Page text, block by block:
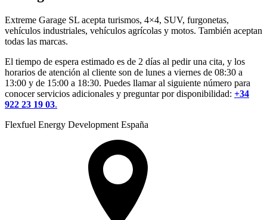
Extreme Garage SL acepta turismos, 4×4, SUV, furgonetas,
vehículos industriales, vehículos agrícolas y motos. También aceptan
todas las marcas.
El tiempo de espera estimado es de 2 días al pedir una cita, y los
horarios de atención al cliente son de lunes a viernes de 08:30 a
13:00 y de 15:00 a 18:30. Puedes llamar al siguiente número para
conocer servicios adicionales y preguntar por disponibilidad: +34
922 23 19 03.
Flexfuel Energy Development España